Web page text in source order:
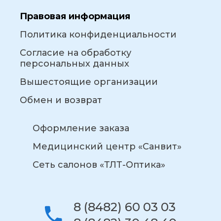
Правовая информация
Политика конфиденциальности
Согласие на обработку
персональных данных
Вышестоящие организации
Обмен и возврат
Оформление заказа
Медицинский центр «Санвит»
Сеть салонов «ТЛТ-Оптика»
8 (8482) 60 03 03